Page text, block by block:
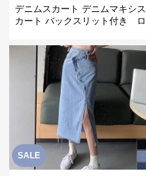
デニムスカート デニムマキシス
カート バックスリット付き ロ
SALE